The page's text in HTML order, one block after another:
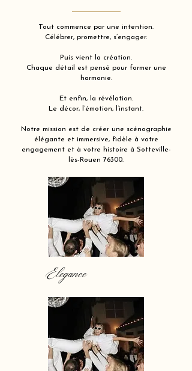
Tout commence par une intention.
Célébrer, promettre, s’engager.
Puis vient la création.
Chaque détail est pensé pour former une
harmonie.
Et enfin, la révélation.
Le décor, l’émotion, l’instant.
Notre mission est de créer une scénographie
élégante et immersive, fidèle à votre
engagement et à votre histoire à Sotteville-
lès-Rouen 76300.
Elegance